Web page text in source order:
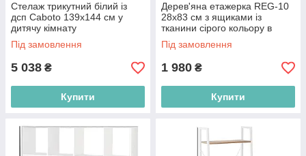
Стелаж трикутний білий із
дсп Caboto 139х144 см у
дитячу кімнату
Під замовлення
5 038 ₴
Купити
Дерев'яна етажерка REG-10
28х83 см з ящиками із
тканини сірого кольору в
кімнату
Під замовлення
1 980 ₴
Купити